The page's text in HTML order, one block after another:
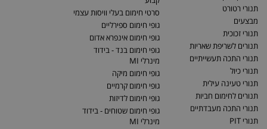
תנורי רטורט
מבצעים
תנורי זכוכית
תנורים לשריפת שאריות
תנורי התכה תעשייתיים
תנורי כיול
תנורי טעינה עילית
תנורים לחימום חביות
תנורי התכה מעבדתיים
תנורי PIT
סרטי חימום בעלי וויסות עצמי
גופי חימום ספירליים
גופי חימום אינפרא אדום
גופי חימום בנד - בידוד
מינרלי MI
גופי חימום מיקה
גופי חימום קרמיים
גופי חימום לדיזות
גופי חימום שטוחים - בידוד
מינרלי MI